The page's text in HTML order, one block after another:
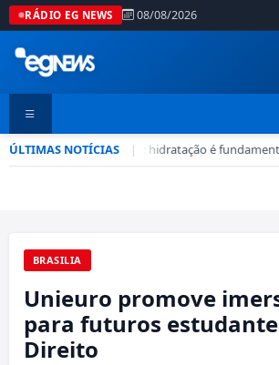
RÁDIO EG NEWS 08/08/2026
ÚLTIMAS NOTÍCIAS |
Seca no DF: hidratação é
BRASILIA
Unieuro promove
para futuros
Direito